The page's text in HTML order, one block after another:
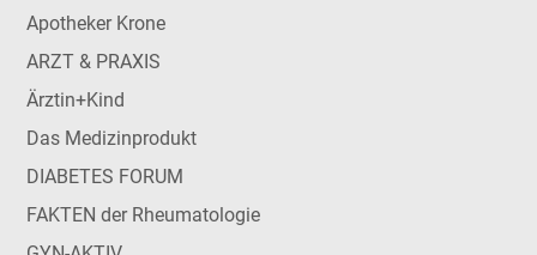
Apotheker Krone
ARZT & PRAXIS
Ärztin+Kind
Das Medizinprodukt
DIABETES FORUM
FAKTEN der Rheumatologie